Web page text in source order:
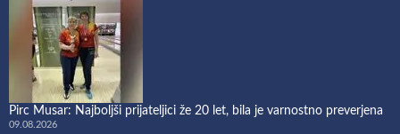
Pirc Musar: Najboljši prijateljici že 20 let, bila je varnostno preverjena
09.08.2026